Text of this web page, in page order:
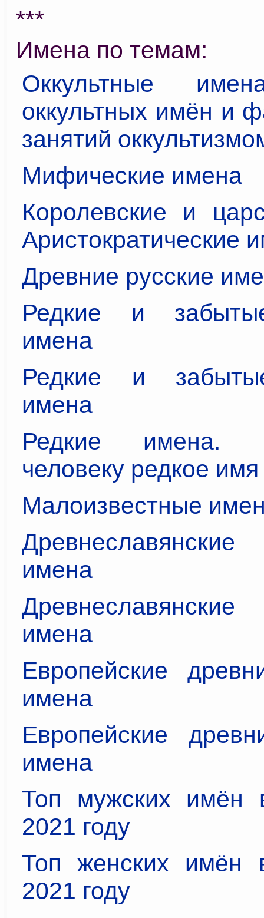
***
Имена по темам:
Оккультные
оккультных имён и
занятий
Мифические имена
Королевские и
Аристократические
Древние русские
Редкие и
имена
Редкие и
имена
Редкие имена.
человеку редкое имя
Малоизвестные
имена
имена
Европейские
имена
Европейские
имена
Топ мужских имён
2021 году
Топ женских имён
2021 году